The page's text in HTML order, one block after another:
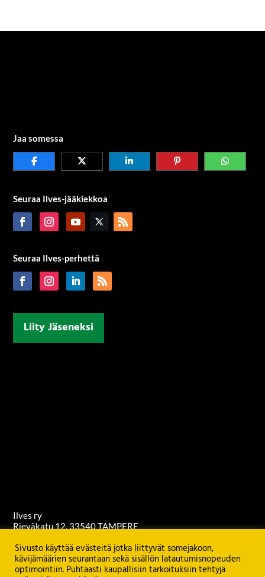
Jaa somessa
Seuraa Ilves-jääkiekkoa
Seuraa Ilves-perhettä
Liity Jäseneksi
Ilves ry
Rieväkatu 12, 33540 TAMPERE
ilvesry@ilves.fi
Puh. 040 710 8466 (toimisto)
Puh. 0400 800 505 (toimistopäällikkö)
Sivusto käyttää evästeitä jotka liittyvät somejakoon,
kävijämäärien seurantaan sekä sisällön latautumisnopeuden
optimointiin. Puhtaasti kaupallisiin tarkoituksiin tehtyjä